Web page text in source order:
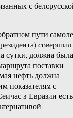
с
пути
совершил
сутки, должна была
поставки
нефть должна
показателям с
в Евразии есть